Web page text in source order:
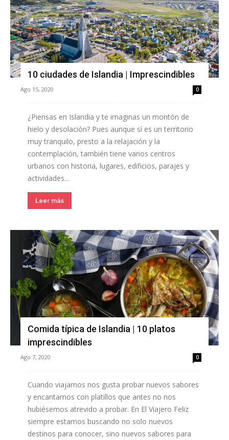
10 ciudades de Islandia | Imprescindibles
Ago 15, 2020 0
¿Piensas en Islandia y te imaginas un montón de
hielo y desolación? Pues aunque sí es un territorio
muy tranquilo, presto a la relajación y la
contemplación, también tiene varios centros
urbanos con historia, lugares, edificios, parajes y
actividades...
Leer más
Comida típica de Islandia | 10 platos
imprescindibles
Ago 7, 2020 0
Cuando viajamos nos gusta probar nuevos sabores
y encantarnos con platillos que antes no nos
hubiésemos atrevido a probar. En El Viajero Feliz
siempre estamos buscando no solo nuevos
destinos para conocer, sino nuevos sabores para